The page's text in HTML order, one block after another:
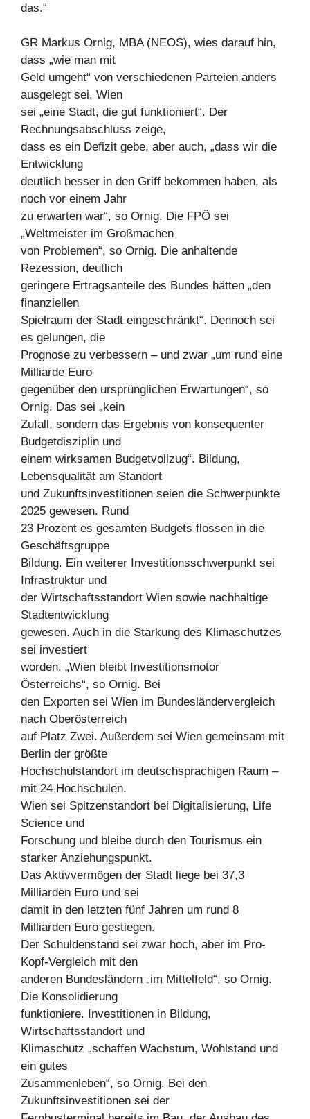
das.“
GR Markus Ornig, MBA (NEOS), wies darauf hin,
dass „wie man mit
Geld umgeht“ von verschiedenen Parteien anders
ausgelegt sei. Wien
sei „eine Stadt, die gut funktioniert“. Der
Rechnungsabschluss zeige,
dass es ein Defizit gebe, aber auch, „dass wir die
Entwicklung
deutlich besser in den Griff bekommen haben, als
noch vor einem Jahr
zu erwarten war“, so Ornig. Die FPÖ sei
„Weltmeister im Großmachen
von Problemen“, so Ornig. Die anhaltende
Rezession, deutlich
geringere Ertragsanteile des Bundes hätten „den
finanziellen
Spielraum der Stadt eingeschränkt“. Dennoch sei
es gelungen, die
Prognose zu verbessern – und zwar „um rund eine
Milliarde Euro
gegenüber den ursprünglichen Erwartungen“, so
Ornig. Das sei „kein
Zufall, sondern das Ergebnis von konsequenter
Budgetdisziplin und
einem wirksamen Budgetvollzug“. Bildung,
Lebensqualität am Standort
und Zukunftsinvestitionen seien die Schwerpunkte
2025 gewesen. Rund
23 Prozent es gesamten Budgets flossen in die
Geschäftsgruppe
Bildung. Ein weiterer Investitionsschwerpunkt sei
Infrastruktur und
der Wirtschaftsstandort Wien sowie nachhaltige
Stadtentwicklung
gewesen. Auch in die Stärkung des Klimaschutzes
sei investiert
worden. „Wien bleibt Investitionsmotor
Österreichs“, so Ornig. Bei
den Exporten sei Wien im Bundesländervergleich
nach Oberösterreich
auf Platz Zwei. Außerdem sei Wien gemeinsam mit
Berlin der größte
Hochschulstandort im deutschsprachigen Raum –
mit 24 Hochschulen.
Wien sei Spitzenstandort bei Digitalisierung, Life
Science und
Forschung und bleibe durch den Tourismus ein
starker Anziehungspunkt.
Das Aktivvermögen der Stadt liege bei 37,3
Milliarden Euro und sei
damit in den letzten fünf Jahren um rund 8
Milliarden Euro gestiegen.
Der Schuldenstand sei zwar hoch, aber im Pro-
Kopf-Vergleich mit den
anderen Bundesländern „im Mittelfeld“, so Ornig.
Die Konsolidierung
funktioniere. Investitionen in Bildung,
Wirtschaftsstandort und
Klimaschutz „schaffen Wachstum, Wohlstand und
ein gutes
Zusammenleben“, so Ornig. Bei den
Zukunftsinvestitionen sei der